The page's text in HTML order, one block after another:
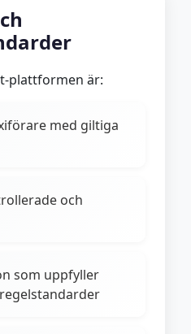
plattformen är:
med giltiga
och
som uppfyller